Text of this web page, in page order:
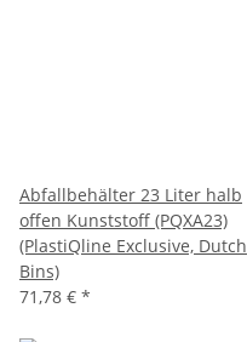
Abfallbehälter 23 Liter halb
offen Kunststoff (PQXA23)
(PlastiQline Exclusive, Dutch
Bins)
71,78 € *